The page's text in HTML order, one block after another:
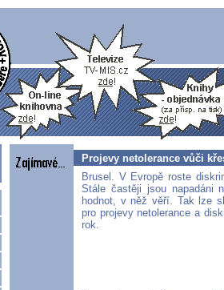
Projevy netolerance vůči
Brusel. V Evropě roste
Stále častěji jsou napadáni
hodnot, v něž věří. Tak lze
pro projevy netolerance a
rok.